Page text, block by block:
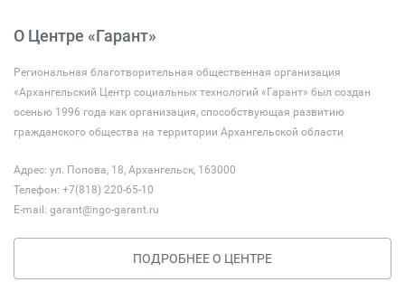
О Центре «Гарант»
Региональная благотворительная общественная организация
«Архангельский Центр социальных технологий «Гарант» был создан
осенью 1996 года как организация, способствующая развитию
гражданского общества на территории Архангельской области
Адрес: ул. Попова, 18, Архангельск, 163000
Телефон: +7(818) 220-65-10
E-mail: garant@ngo-garant.ru
ПОДРОБНЕЕ О ЦЕНТРЕ